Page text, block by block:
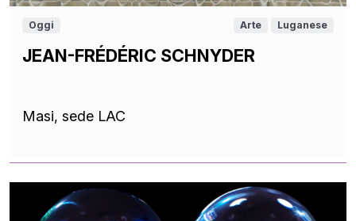
Oggi Arte Luganese
JEAN-FRÉDÉRIC SCHNYDER
Masi, sede LAC